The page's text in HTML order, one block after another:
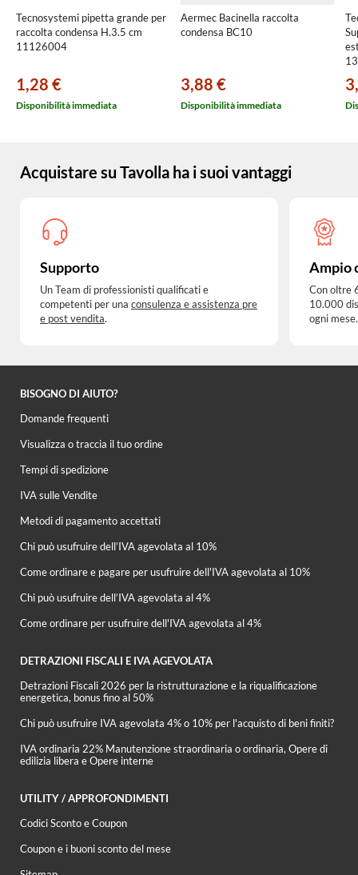
Tecnosystemi pipetta grande per
raccolta condensa H.3.5 cm
11126004
1,28 €
Disponibilità immediata
Aermec Bacinella raccolta
condensa BC10
3,88 €
Disponibilità immediata
Acquistare su Tavolla ha i suoi vantaggi
Supporto
Un Team di professionisti qualificati e
competenti per una consulenza e assistenza pre
e post vendita.
Ampio
Con oltre
10.000
ogni mese.
BISOGNO DI AIUTO?
Domande frequenti
Visualizza o traccia il tuo ordine
Tempi di spedizione
IVA sulle Vendite
Metodi di pagamento accettati
Chi può usufruire dell’IVA agevolata al 10%
Come ordinare e pagare per usufruire dell'IVA agevolata al 10%
Chi può usufruire dell’IVA agevolata al 4%
Come ordinare per usufruire dell'IVA agevolata al 4%
DETRAZIONI FISCALI E IVA AGEVOLATA
Detrazioni Fiscali 2026 per la ristrutturazione e la riqualificazione
energetica, bonus fino al 50%
Chi può usufruire IVA agevolata 4% o 10% per l'acquisto di beni finiti?
IVA ordinaria 22% Manutenzione straordinaria o ordinaria, Opere di
edilizia libera e Opere interne
UTILITY / APPROFONDIMENTI
Codici Sconto e Coupon
Coupon e i buoni sconto del mese